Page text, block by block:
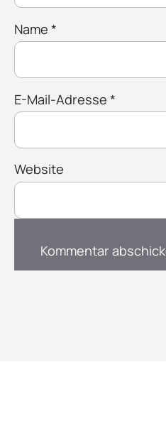
Name *
E-Mail-Adresse *
Website